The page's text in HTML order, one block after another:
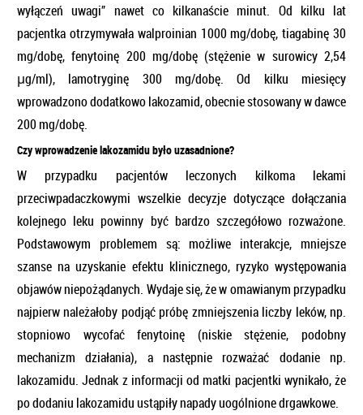
wyłączeń uwagi” nawet co kilkanaście minut. Od kilku lat
pacjentka otrzymywała walproinian 1000 mg/dobę, tiagabinę 30
mg/dobę, fenytoinę 200 mg/dobę (stężenie w surowicy 2,54
μg/ml), lamotryginę 300 mg/dobę. Od kilku miesięcy
wprowadzono dodatkowo lakozamid, obecnie stosowany w dawce
200 mg/dobę.
Czy wprowadzenie lakozamidu było uzasadnione?
W przypadku pacjentów leczonych kilkoma lekami
przeciwpadaczkowymi wszelkie decyzje dotyczące dołączania
kolejnego leku powinny być bardzo szczegółowo rozważone.
Podstawowym problemem są: możliwe interakcje, mniejsze
szanse na uzyskanie efektu klinicznego, ryzyko występowania
objawów niepożądanych. Wydaje się, że w omawianym przypadku
najpierw należałoby podjąć próbę zmniejszenia liczby leków, np.
stopniowo wycofać fenytoinę (niskie stężenie, podobny
mechanizm działania), a następnie rozważać dodanie np.
lakozamidu. Jednak z informacji od matki pacjentki wynikało, że
po dodaniu lakozamidu ustąpiły napady uogólnione drgawkowe.